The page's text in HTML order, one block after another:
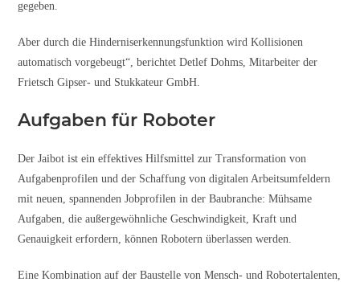
gegeben.
Aber durch die Hinderniserkennungsfunktion wird Kollisionen
automatisch vorgebeugt“, berichtet Detlef Dohms, Mitarbeiter der
Frietsch Gipser- und Stukkateur GmbH.
Aufgaben für Roboter
Der Jaibot ist ein effektives Hilfsmittel zur Transformation von
Aufgabenprofilen und der Schaffung von digitalen Arbeitsumfeldern
mit neuen, spannenden Jobprofilen in der Baubranche: Mühsame
Aufgaben, die außergewöhnliche Geschwindigkeit, Kraft und
Genauigkeit erfordern, können Robotern überlassen werden.
Eine Kombination auf der Baustelle von Mensch- und Robotertalenten,